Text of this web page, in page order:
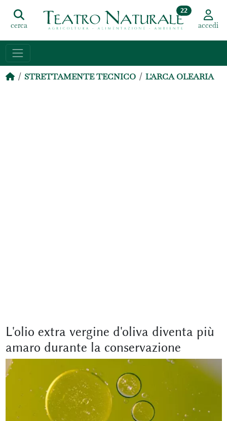
cerca
22
accedi
STRETTAMENTE TECNICO L'ARCA OLEARIA
L'olio extra vergine d'oliva diventa più
amaro durante la conservazione